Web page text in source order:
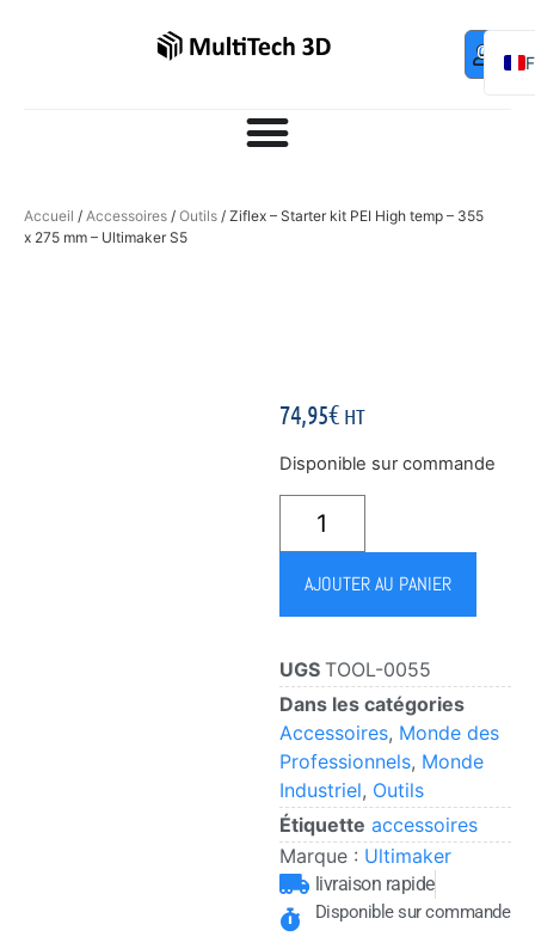
0,00 €
Accueil / Accessoires / Outils / Ziflex – Starter kit PEI High temp – 355
x 275 mm – Ultimaker S5
74,95€ HT
Disponible sur commande
AJOUTER AU PANIER
UGS TOOL-0055
Dans les catégories
Accessoires, Monde des
Professionnels, Monde
Industriel, Outils
Étiquette accessoires
Marque : Ultimaker
livraison rapide
Disponible sur commande